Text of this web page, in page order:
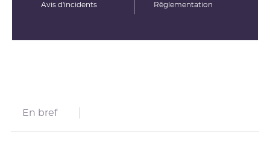
Avis d'incidents Rêglementation
En bref